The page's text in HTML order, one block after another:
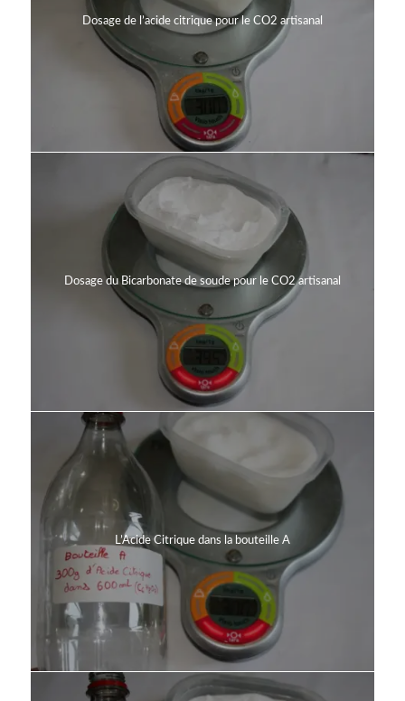
Dosage de l’acide citrique pour le CO2 artisanal
Dosage du Bicarbonate de soude pour le CO2 artisanal
L’Acide Citrique dans la bouteille A